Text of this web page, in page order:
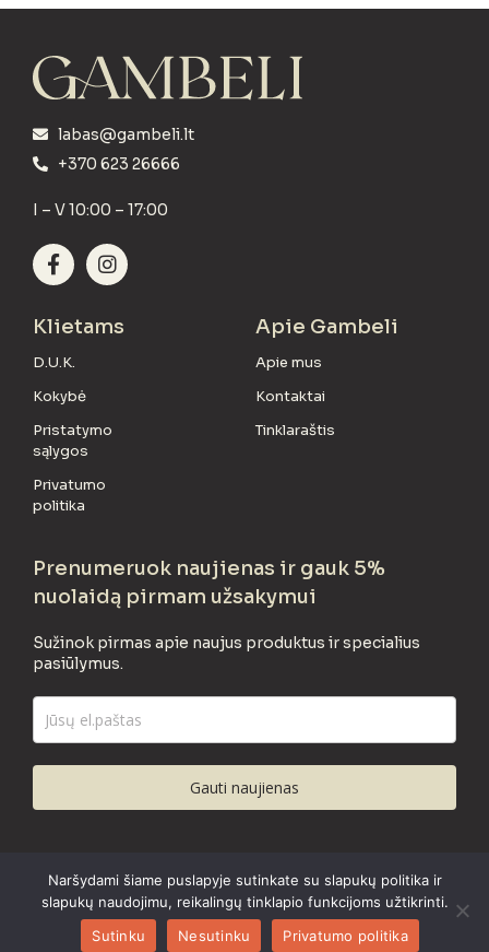
labas@gambeli.lt
+370 623 26666
I – V 10:00 – 17:00
Klietams
D.U.K.
Kokybė
Pristatymo
sąlygos
Privatumo
politika
Apie Gambeli
Apie mus
Kontaktai
Tinklaraštis
Prenumeruok naujienas ir gauk 5%
nuolaidą pirmam užsakymui
Sužinok pirmas apie naujus produktus ir specialius
pasiūlymus.
Gauti naujienas
GAMBELI © 2023 Visos teisės saugomos.
Naršydami šiame puslapyje sutinkate su slapukų politika ir
slapukų naudojimu, reikalingų tinklapio funkcijoms užtikrinti.
Sutinku
Nesutinku Privatumo politika